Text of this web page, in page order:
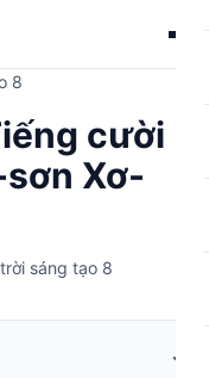
8
cười
Xơ-
sáng tạo 8